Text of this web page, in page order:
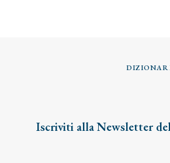
Iscriviti alla Newsletter